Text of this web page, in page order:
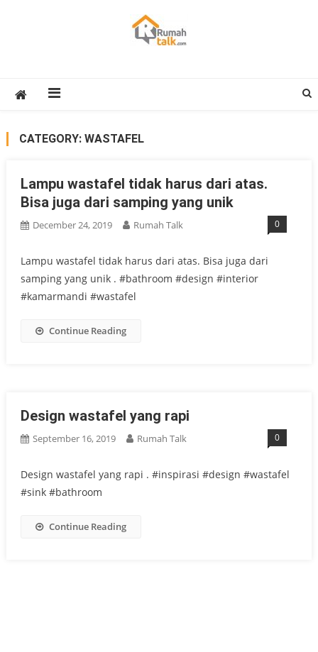
CATEGORY: WASTAFEL
Lampu wastafel tidak harus dari atas.
Bisa juga dari samping yang unik
December 24, 2019 Rumah Talk 0
Lampu wastafel tidak harus dari atas. Bisa juga dari
samping yang unik . #bathroom #design #interior
#kamarmandi #wastafel
Continue Reading
Design wastafel yang rapi
September 16, 2019 Rumah Talk 0
Design wastafel yang rapi . #inspirasi #design #wastafel
#sink #bathroom
Continue Reading